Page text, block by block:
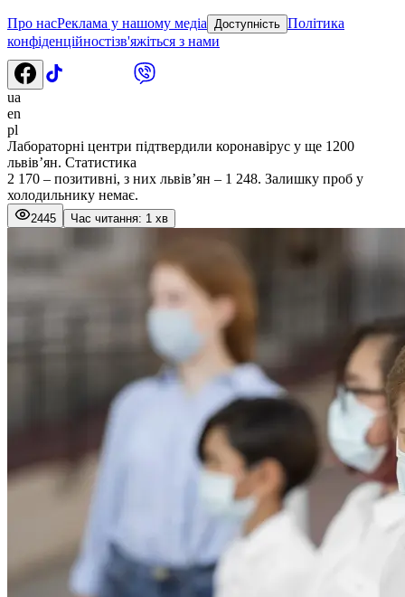
Про насРеклама у нашому медіа Доступність Політика
конфіденційностізв'яжіться з нами
ua
en
pl
Лабораторні центри підтвердили коронавірус у ще 1200
львів’ян. Статистика
2 170 – позитивні, з них львів’ян – 1 248. Залишку проб у
холодильнику немає.
2445 Час читання: 1 хв